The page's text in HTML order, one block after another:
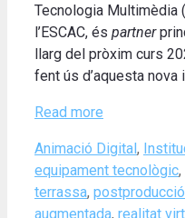
Tecnologia Multimèdia
l’ESCAC, és partner
llarg del pròxim curs
fent ús d’aquesta nova
Read more
Categories
Animació Digital ,
equipament tecnològic,
terrassa, postproducció
augmentada, realitat